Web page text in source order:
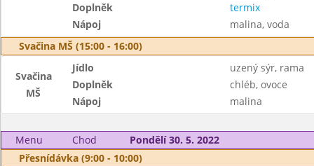
Doplněk
termix
Nápoj
malina, voda
Svačina MŠ (15:00 - 16:00)
Svačina
MŠ
Jídlo
uzený sýr, rama
Doplněk
chléb, ovoce
Nápoj
malina
Menu Chod
Pondělí 30. 5. 2022
Přesnídávka (9:00 - 10:00)